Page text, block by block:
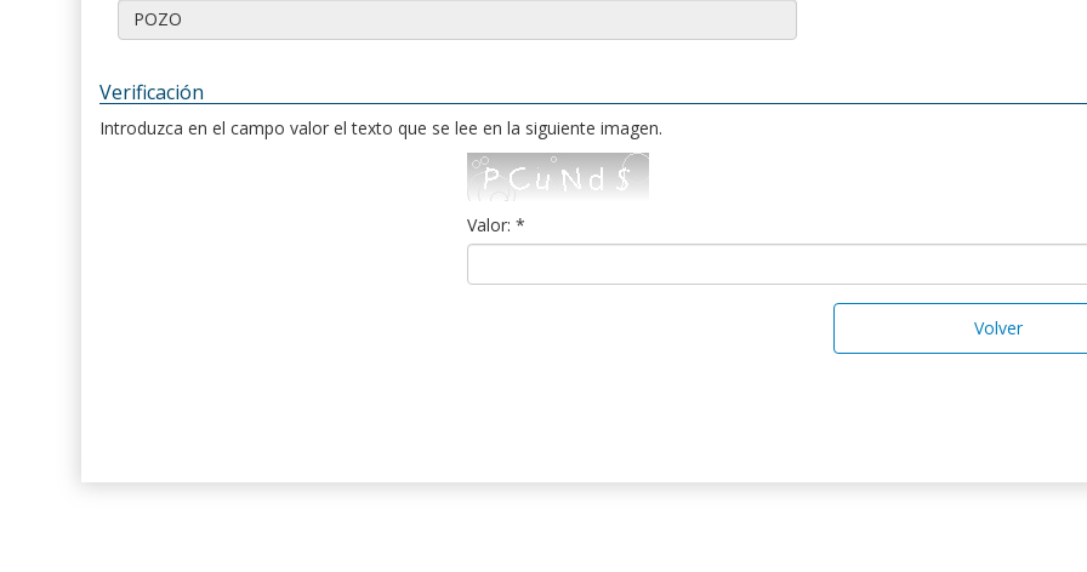
Verificación
Introduzca en el campo valor el texto que se lee en la siguiente imagen.
Valor: *
Volver